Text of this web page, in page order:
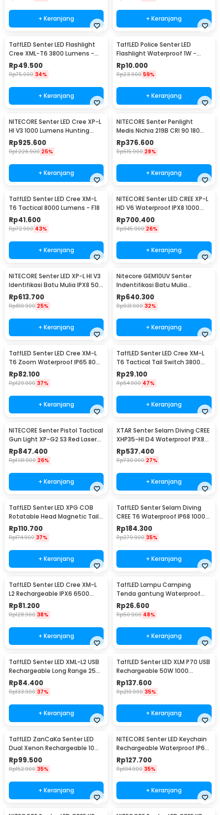
+ Keranjang + Keranjang
TaffLED Senter LED Flashlight
Cree XML-T6 3800 Lumens -
E27
Rp49.500
Rp75.000 34%
+ Keranjang
TaffLED Police Senter LED
Flashlight Waterproof 1W -
TAC2L
Rp10.000
Rp23.900 59%
+ Keranjang
NITECORE Senter LED Cree XP-L
HI V3 1000 Lumens Hunting
Flashlight - New P30
Rp925.600
Rp1.226.900 25%
+ Keranjang
NITECORE Senter Penlight
Medis Nichia 219B CRI 90 180
Lumens IPX8 - MT06MD
Rp376.600
Rp515.900 28%
+ Keranjang
TaffLED Senter LED Cree XM-L
T6 Tactical 8000 Lumens - F18
Rp41.600
Rp72.900 43%
+ Keranjang
NITECORE Senter LED CREE XP-L
HD V6 Waterproof IPX8 1000
Lumens - MT21C
Rp700.400
Rp945.900 26%
+ Keranjang
NITECORE Senter LED XP-L HI V3
Identifikasi Batu Mulia IPX8 500
Lumens - GEM8
Rp613.700
Rp810.900 25%
+ Keranjang
Nitecore GEM10UV Senter
Indentifikasi Batu Mulia
Gemstone Ultraviolet
Rp640.300
Rp931.900 32%
+ Keranjang
TaffLED Senter LED Cree XM-L
T6 Zoom Waterproof IP65 8000
Lumens - E17 COB
Rp82.100
Rp129.900 37%
+ Keranjang
TaffLED Senter LED Cree XM-L
T6 Tactical Tail Switch 3800
Lumens
Rp29.100
Rp54.900 47%
+ Keranjang
NITECORE Senter Pistol Tactical
Gun Light XP-G2 S3 Red Laser
300Lumens - NPL10
Rp847.400
Rp1.131.900 26%
+ Keranjang
XTAR Senter Selam Diving CREE
XHP35-HI D4 Waterproof IPX8
1600 Lumens - D26 1600S
Rp537.400
Rp730.000 27%
+ Keranjang
TaffLED Senter LED XPG COB
Rotatable Head Magnetic Tail
10000 Lumens - 3189A
Rp110.700
Rp174.900 37%
+ Keranjang
TaffLED Senter Selam Diving
CREE T6 Waterproof IP68 10000
Lumens - TG-S151
Rp184.300
Rp279.900 35%
+ Keranjang
TaffLED Senter LED Cree XM-L
L2 Rechargeable IPX6 6500
Lumens - 701
Rp81.200
Rp128.900 38%
+ Keranjang
TaffLED Lampu Camping
Tenda gantung Waterproof
Emergency 120 Lumens - G198
Rp26.600
Rp50.900 48%
+ Keranjang
TaffLED Senter LED XML-L2 USB
Rechargeable Long Range 25W
1000 Lumens Without Battery
- XML-L2
Rp84.400
Rp133.900 37%
+ Keranjang
TaffLED Senter LED XLM P70 USB
Rechargeable 50W 1000
Lumens with 26650 Battery -
XLM-P70
Rp137.600
Rp210.900 35%
+ Keranjang
TaffLED ZanCaKa Senter LED
Dual Xenon Rechargeable 10W
13500 Lumens - Q3
Rp99.500
Rp152.900 35%
+ Keranjang
NITECORE Senter LED Keychain
Rechargeable Waterproof IP65
55 Lumens - Tube V2.0
Rp127.700
Rp194.900 35%
+ Keranjang